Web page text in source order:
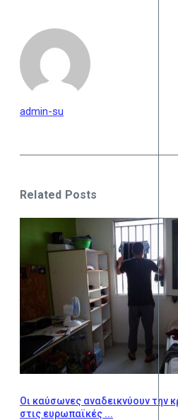
admin-su
Related Posts
Οι καύσωνες αναδεικνύουν την
στις ευρωπαϊκές ...